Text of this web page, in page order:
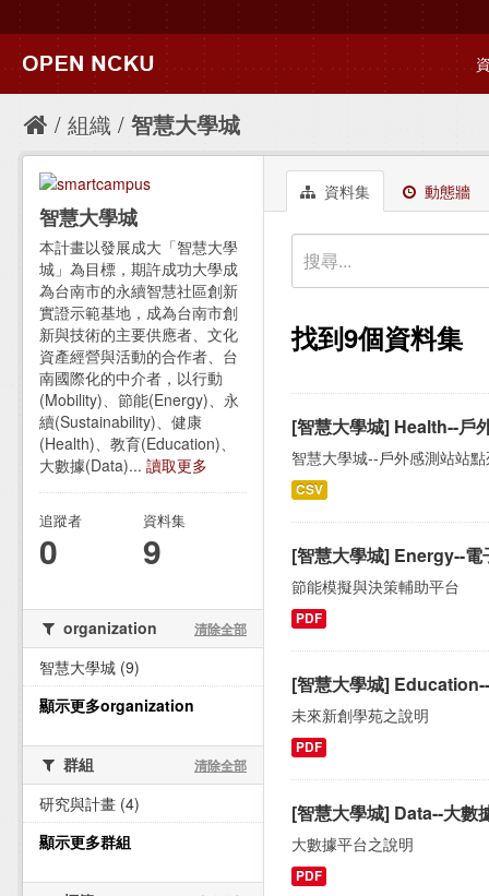
組織 智慧大學城
資料集 動態牆
找到9個資料集
[智慧大學城] Health--戶
智慧大學城--戶外感測站站
CSV
[智慧大學城] Energy--電
節能模擬與決策輔助平台
PDF
[智慧大學城]
未來新創學苑之說明
PDF
[智慧大學城] Data--大數
大數據平台之說明
PDF
智慧大學城
本計畫以發展成大「智慧大學
城」為目標，期許成功大學成
為台南市的永續智慧社區創新
實證示範基地，成為台南市創
新與技術的主要供應者、文化
資產經營與活動的合作者、台
南國際化的中介者，以行動
(Mobility)、節能(Energy)、永
續(Sustainability)、健康
(Health)、教育(Education)、
大數據(Data)... 讀取更多
追蹤者
0
資料集
9
organization 清除全部
智慧大學城 (9)
顯示更多organization
群組 清除全部
研究與計畫 (4)
顯示更多群組